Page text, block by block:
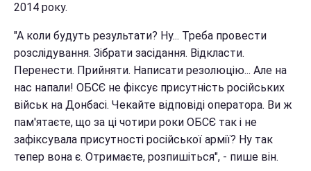
2014 року.
"А коли будуть результати? Ну... Треба провести
розслідування. Зібрати засідання. Відкласти.
Перенести. Прийняти. Написати резолюцію... Але на
нас напали! ОБСЄ не фіксує присутність російських
військ на Донбасі. Чекайте відповіді оператора. Ви ж
пам'ятаєте, що за ці чотири роки ОБСЄ так і не
зафіксувала присутності російської армії? Ну так
тепер вона є. Отримаєте, розпишіться", - пише він.